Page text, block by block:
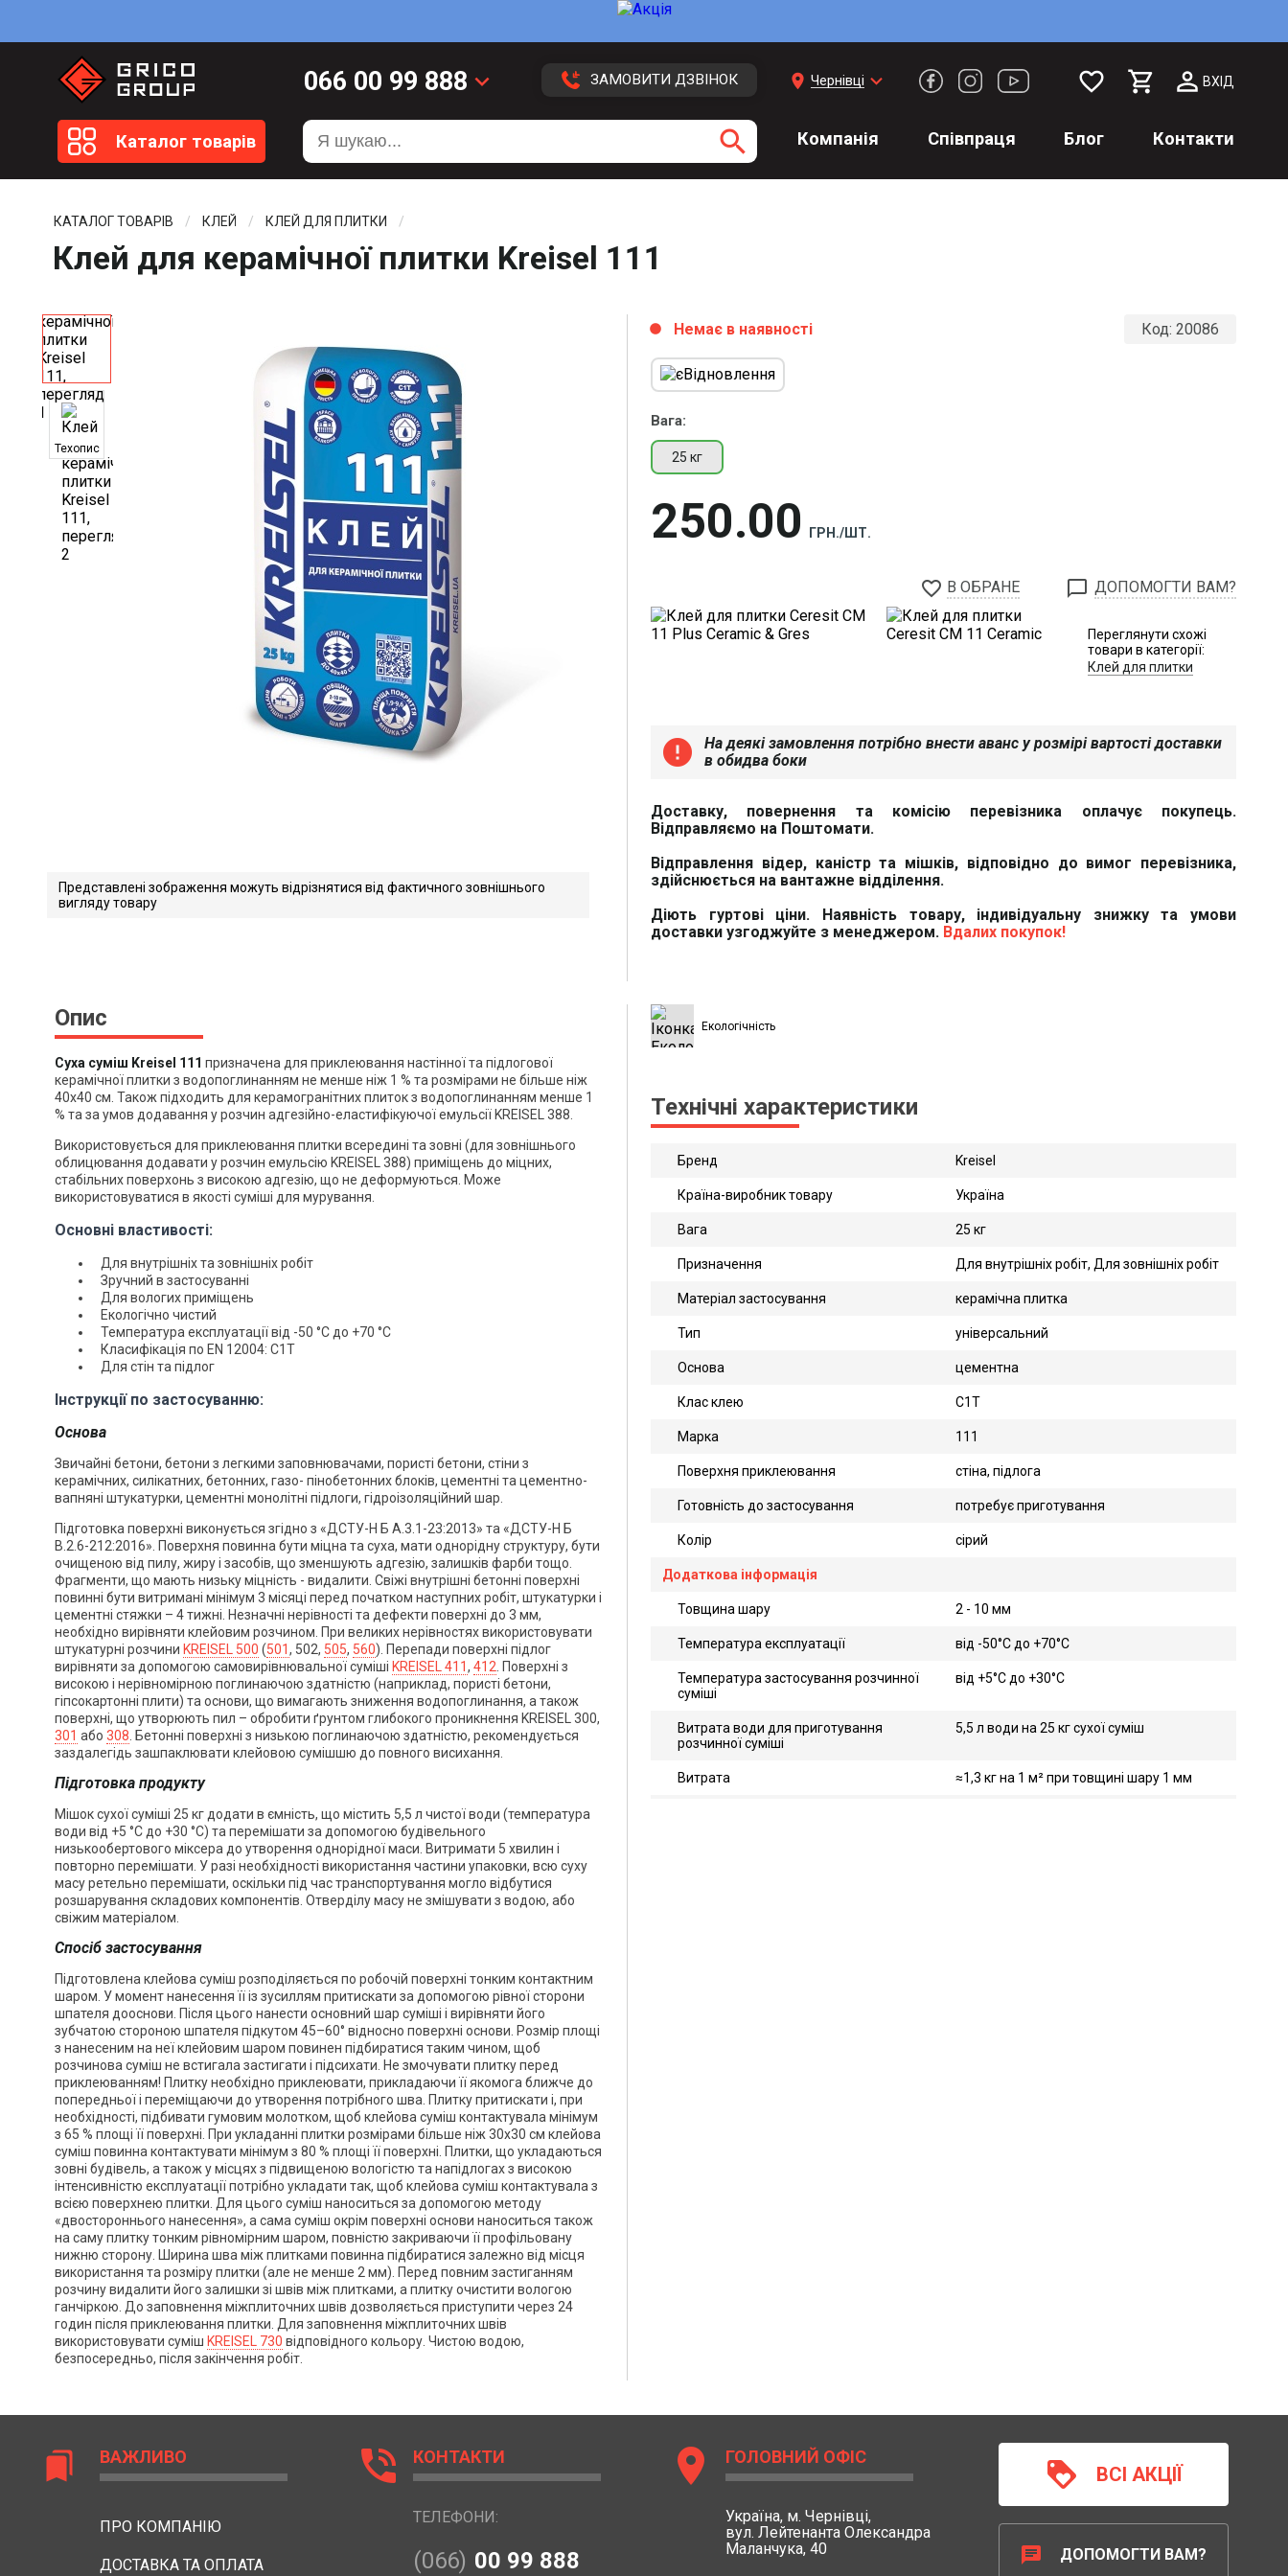
Каталог товарів
066 00 99 888
099 20 51 113
099 20 59 416
keyboard_arrow_down ЗАМОВИТИ ДЗВІНОК
search
location_on Чернівці keyboard_arrow_down favorite_border ВХІД
Компанія Співпраця Блог Контакти
КАТАЛОГ ТОВАРІВ КЛЕЙ КЛЕЙ ДЛЯ ПЛИТКИ
Клей для керамічної плитки Kreisel 111
Техопис
Представлені зображення можуть відрізнятися від фактичного зовнішнього
вигляду товару
Код: 20086
Вага:
25 кг
250 00 ГРН./ШТ.
circle Немає в наявності
favorite_border В ОБРАНЕ chat_bubble_outline ДОПОМОГТИ ВАМ?
Переглянути схожі
товари в категорії:
Клей для плитки
error
На деякі замовлення потрібно внести аванс у розмірі вартості доставки
в обидва боки
Доставку, повернення та комісію перевізника оплачує покупець.
Відправляємо на Поштомати.
Відправлення відер, каністр та мішків, відповідно до вимог перевізника,
здійснюється на вантажне відділення.
Діють гуртові ціни. Наявність товару, індивідуальну знижку та умови
доставки узгоджуйте з менеджером. Вдалих покупок!
Опис
Суха суміш Kreisel 111 призначена для приклеювання настінної та підлогової
керамічної плитки з водопоглинанням не менше ніж 1 % та розмірами не більше ніж
40х40 см. Також підходить для керамогранітних плиток з водопоглинанням менше 1
% та за умов додавання у розчин адгезійно-еластифікуючої емульсії KREISEL 388.
Використовується для приклеювання плитки всередині та зовні (для зовнішнього
облицювання додавати у розчин емульсію KREISEL 388) приміщень до міцних,
стабільних поверхонь з високою адгезію, що не деформуються. Може
використовуватися в якості суміші для мурування.
Основні властивості:
Для внутрішніх та зовнішніх робіт
Зручний в застосуванні
Для вологих приміщень
Екологічно чистий
Температура експлуатації від -50 °С до +70 °С
Класифікація по EN 12004: С1Т
Для стін та підлог
Інструкції по застосуванню:
Основа
Звичайні бетони, бетони з легкими заповнювачами, пористі бетони, стіни з
керамічних, силікатних, бетонних, газо- пінобетонних блоків, цементні та цементно-
вапняні штукатурки, цементні монолітні підлоги, гідроізоляційний шар.
Підготовка поверхні виконується згідно з «ДСТУ-Н Б А.3.1-23:2013» та «ДСТУ-Н Б
В.2.6-212:2016». Поверхня повинна бути міцна та суха, мати однорідну структуру, бути
очищеною від пилу, жиру і засобів, що зменшують адгезію, залишків фарби тощо.
Фрагменти, що мають низьку міцність - видалити. Свіжі внутрішні бетонні поверхні
повинні бути витримані мінімум 3 місяці перед початком наступних робіт, штукатурки і
цементні стяжки – 4 тижні. Незначні нерівності та дефекти поверхні до 3 мм,
необхідно вирівняти клейовим розчином. При великих нерівностях використовувати
штукатурні розчини KREISEL 500 (501, 502, 505, 560). Перепади поверхні підлог
вирівняти за допомогою самовирівнювальної суміші KREISEL 411, 412 . Поверхні з
високою і нерівномірною поглинаючою здатністю (наприклад, пористі бетони,
гіпсокартонні плити) та основи, що вимагають зниження водопоглинання, а також
поверхні, що утворюють пил – обробити ґрунтом глибокого проникнення KREISEL 300,
301 або 308 . Бетонні поверхні з низькою поглинаючою здатністю, рекомендується
заздалегідь зашпаклювати клейовою сумішшю до повного висихання.
Підготовка продукту
Мішок сухої суміші 25 кг додати в ємність, що містить 5,5 л чистої води (температура
води від +5 °С до +30 °С) та перемішати за допомогою будівельного
низькообертового міксера до утворення однорідної маси. Витримати 5 хвилин і
повторно перемішати. У разі необхідності використання частини упаковки, всю суху
масу ретельно перемішати, оскільки під час транспортування могло відбутися
розшарування складових компонентів. Отверділу масу не змішувати з водою, або
свіжим матеріалом.
Спосіб застосування
Підготовлена клейова суміш розподіляється по робочій поверхні тонким контактним
шаром. У момент нанесення її із зусиллям притискати за допомогою рівної сторони
шпателя дооснови. Після цього нанести основний шар суміші і вирівняти його
зубчатою стороною шпателя підкутом 45–60° відносно поверхні основи. Розмір площі
з нанесеним на неї клейовим шаром повинен підбиратися таким чином, щоб
розчинова суміш не встигала застигати і підсихати. Не змочувати плитку перед
приклеюванням! Плитку необхідно приклеювати, прикладаючи її якомога ближче до
попередньої і переміщаючи до утворення потрібного шва. Плитку притискати і, при
необхідності, підбивати гумовим молотком, щоб клейова суміш контактувала мінімум
з 65 % площі її поверхні. При укладанні плитки розмірами більше ніж 30х30 см клейова
суміш повинна контактувати мінімум з 80 % площі її поверхні. Плитки, що укладаються
зовні будівель, а також у місцях з підвищеною вологістю та напідлогах з високою
інтенсивністю експлуатації потрібно укладати так, щоб клейова суміш контактувала з
всією поверхнею плитки. Для цього суміш наноситься за допомогою методу
«двостороннього нанесення», а сама суміш окрім поверхні основи наноситься також
на саму плитку тонким рівномірним шаром, повністю закриваючи її профільовану
нижню сторону. Ширина шва між плитками повинна підбиратися залежно від місця
використання та розміру плитки (але не менше 2 мм). Перед повним застиганням
розчину видалити його залишки зі швів між плитками, а плитку очистити вологою
ганчіркою. До заповнення міжплиточних швів дозволяється приступити через 24
годин після приклеювання плитки. Для заповнення міжплиточних швів
використовувати суміш KREISEL 730 відповідного кольору. Чистою водою,
безпосередньо, після закінчення робіт.
Екологічність
Технічні характеристики
Бренд Kreisel
Країна-виробник товару Україна
Вага 25 кг
Призначення Для внутрішніх робіт, Для зовнішніх робіт
Матеріал застосування керамічна плитка
Тип універсальний
Основа цементна
Клас клею C1T
Марка 111
Поверхня приклеювання стіна, підлога
Готовність до застосування потребує приготування
Колір сірий
Додаткова інформація
Товщина шару 2 - 10 мм
Температура експлуатації від -50°C до +70°C
Температура застосування розчинної
суміші
від +5°C до +30°C
Витрата води для приготування
розчинної суміші
5,5 л води на 25 кг сухої суміш
Витрата ≈1,3 кг на 1 м² при товщині шару 1 мм
bookmarks ВАЖЛИВО
ПРО КОМПАНІЮ
ДОСТАВКА ТА ОПЛАТА
phone_in_talk КОНТАКТИ
ТЕЛЕФОНИ:
(066) 00 99 888
location_on ГОЛОВНИЙ ОФІС
Україна, м. Чернівці,
вул. Лейтенанта Олександра
Маланчука, 40
loyalty ВСІ АКЦІЇ
chat ДОПОМОГТИ ВАМ?